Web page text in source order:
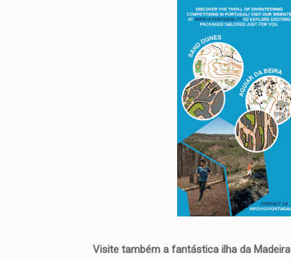
Visite também a fantástica ilha da Madeira